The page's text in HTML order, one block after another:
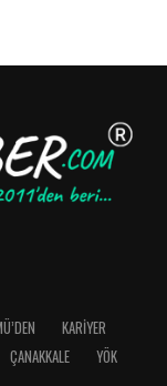
KARİYER
ÇANAKKALE
YÖK